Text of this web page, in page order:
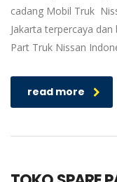
cadang Mobil Truk
Jakarta terpercaya
Part Truk Nissan
read more